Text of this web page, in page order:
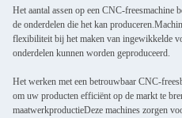
Het aantal assen op een CNC-freesmachine
de onderdelen die het kan
flexibiliteit bij het maken van ingewikkelde
onderdelen kunnen worden geproduceerd.
Het werken met een betrouwbaar CNC-
om uw producten efficiënt op de markt te
maatwerkproductieDeze machines zorgen